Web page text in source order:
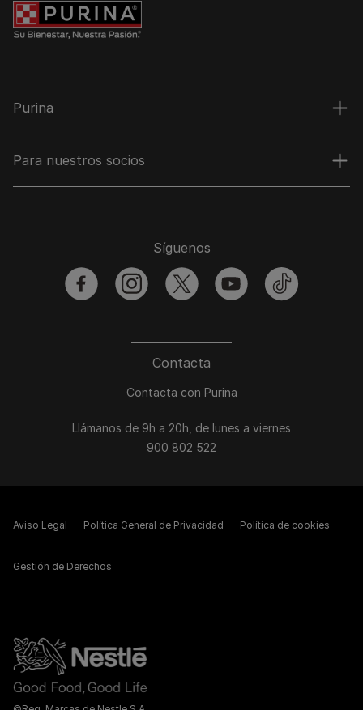
Purina
Para nuestros socios
Contacta
Contacta con Purina
Llámanos de 9h a 20h, de lunes a viernes
900 802 522
Síguenos
facebookinstagramtwitter youtubetiktok
Aviso Legal Política General de Privacidad Política de cookies
Gestión de Derechos